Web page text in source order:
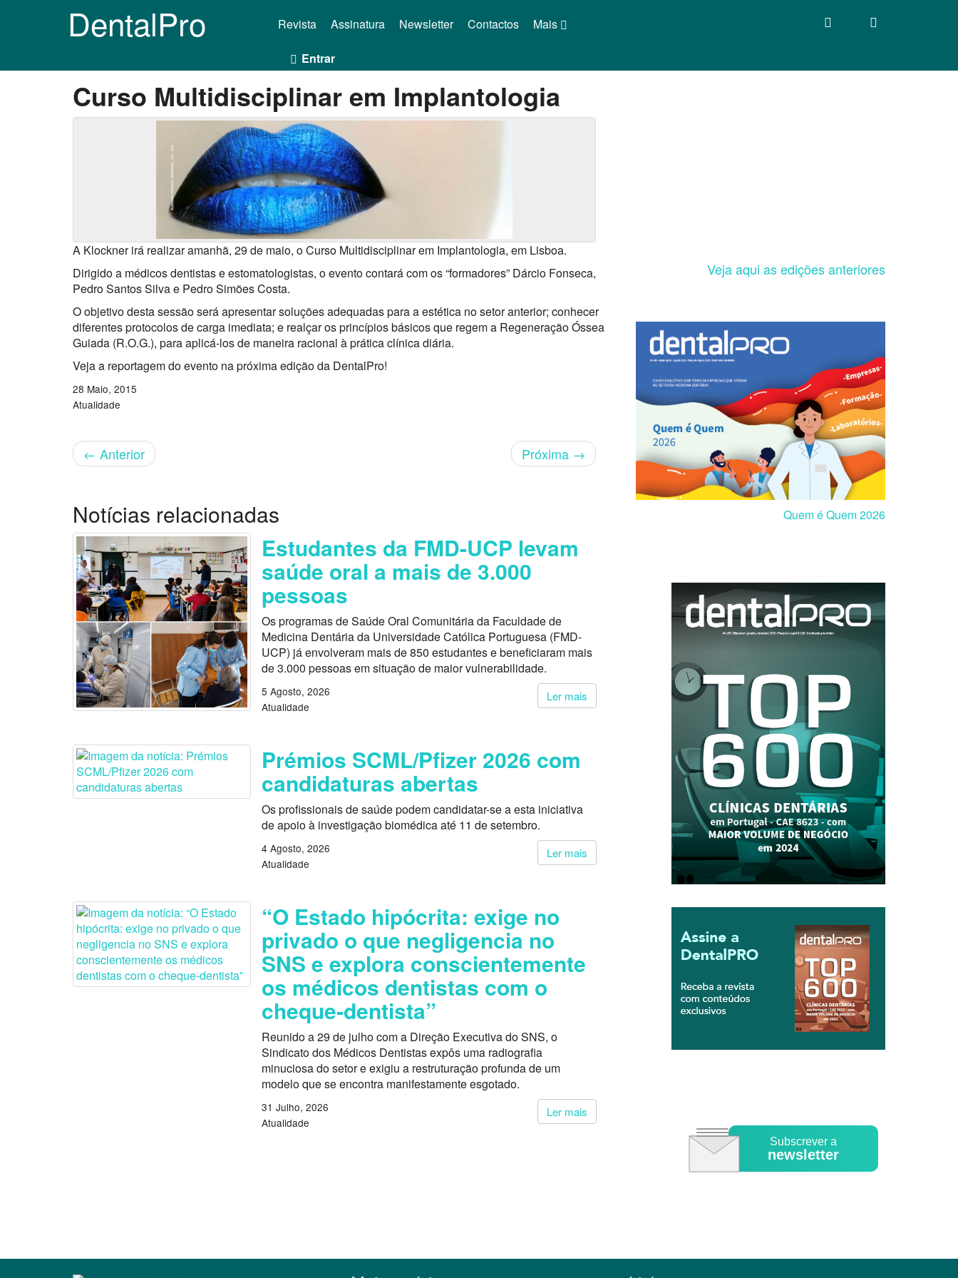
DentalPro Mais
Revista Assinatura Newsletter Contactos
Entrar
Curso Multidisciplinar em Implantologia
A Klockner irá realizar amanhã, 29 de maio, o Curso Multidisciplinar em Implantologia, em Lisboa.
Dirigido a médicos dentistas e estomatologistas, o evento contará com os “formadores” Dárcio Fonseca,
Pedro Santos Silva e Pedro Simões Costa.
O objetivo desta sessão será apresentar soluções adequadas para a estética no setor anterior; conhecer
diferentes protocolos de carga imediata; e realçar os princípios básicos que regem a Regeneração Óssea
Guiada (R.O.G.), para aplicá-los de maneira racional à prática clínica diária.
Veja a reportagem do evento na próxima edição da DentalPro!
28 Maio, 2015
Atualidade
← Anterior Próxima →
Veja aqui as edições anteriores
Quem é Quem 2026
Subscrever a
newsletter
Notícias relacionadas
Estudantes da FMD-UCP levam
saúde oral a mais de 3.000
pessoas
Os programas de Saúde Oral Comunitária da Faculdade de
Medicina Dentária da Universidade Católica Portuguesa (FMD-
UCP) já envolveram mais de 850 estudantes e beneficiaram mais
de 3.000 pessoas em situação de maior vulnerabilidade.
Ler mais
5 Agosto, 2026
Atualidade
Prémios SCML/Pfizer 2026 com
candidaturas abertas
Os profissionais de saúde podem candidatar-se a esta iniciativa
de apoio à investigação biomédica até 11 de setembro.
Ler mais
4 Agosto, 2026
Atualidade
“O Estado hipócrita: exige no
privado o que negligencia no
SNS e explora conscientemente
os médicos dentistas com o
cheque-dentista”
Reunido a 29 de julho com a Direção Executiva do SNS, o
Sindicato dos Médicos Dentistas expôs uma radiografia
minuciosa do setor e exigiu a restruturação profunda de um
modelo que se encontra manifestamente esgotado.
Ler mais
31 Julho, 2026
Atualidade